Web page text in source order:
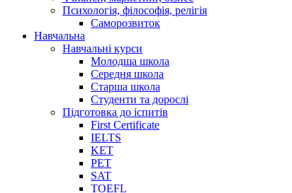
Психологія, філософія, релігія
Саморозвиток
Навчальна
Навчальні курси
Молодша школа
Середня школа
Старша школа
Студенти та дорослі
Підготовка до іспитів
First Certificate
IELTS
KET
PET
SAT
TOEFL